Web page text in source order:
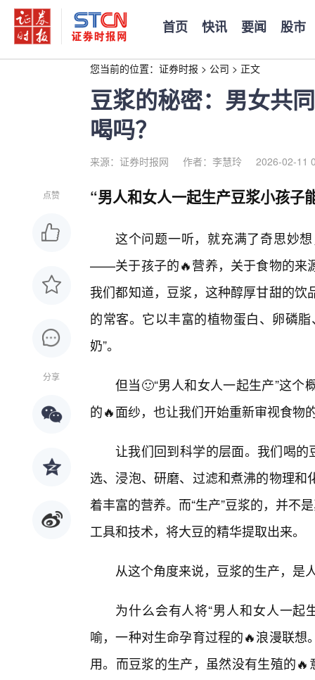
首页 快讯 要闻 股市
您当前的位置： 证券时报 > 公司 > 正文
豆浆的秘密：男女共
喝吗？
来源：证券时报网 作者：李慧玲 2026-02-11
点赞
分享
“男人和女人一起生产豆浆小孩子
这个问题一听，就充满了奇思妙
——关于孩子的🔥营养，关于食物的来
我们都知道，豆浆，这种醇厚甘甜的
的常客。它以丰富的植物蛋白、卵磷
奶”。
但当🙂“男人和女人一起生产”这
的🔥面纱，也让我们开始重新审视食物
让我们回到科学的层面。我们喝的
选、浸泡、研磨、过滤和煮沸的物理
着丰富的营养。而“生产”豆浆的，并不
工具和技术，将大豆的精华提取出来。
从这个角度来说，豆浆的生产，是
为什么会有人将“男人和女人一起
喻，一种对生命孕育过程的🔥浪漫联
用。而豆浆的生产，虽然没有生殖的